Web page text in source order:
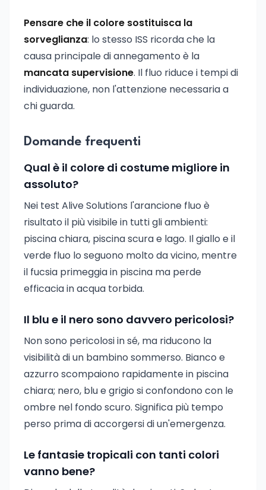
Pensare che il colore sostituisca la
sorveglianza: lo stesso ISS ricorda che la
causa principale di annegamento è la
mancata supervisione. Il fluo riduce i tempi di
individuazione, non l'attenzione necessaria a
chi guarda.
Domande frequenti
Qual è il colore di costume migliore in
assoluto?
Nei test Alive Solutions l'arancione fluo è
risultato il più visibile in tutti gli ambienti:
piscina chiara, piscina scura e lago. Il giallo e il
verde fluo lo seguono molto da vicino, mentre
il fucsia primeggia in piscina ma perde
efficacia in acqua torbida.
Il blu e il nero sono davvero pericolosi?
Non sono pericolosi in sé, ma riducono la
visibilità di un bambino sommerso. Bianco e
azzurro scompaiono rapidamente in piscina
chiara; nero, blu e grigio si confondono con le
ombre nel fondo scuro. Significa più tempo
perso prima di accorgersi di un'emergenza.
Le fantasie tropicali con tanti colori
vanno bene?